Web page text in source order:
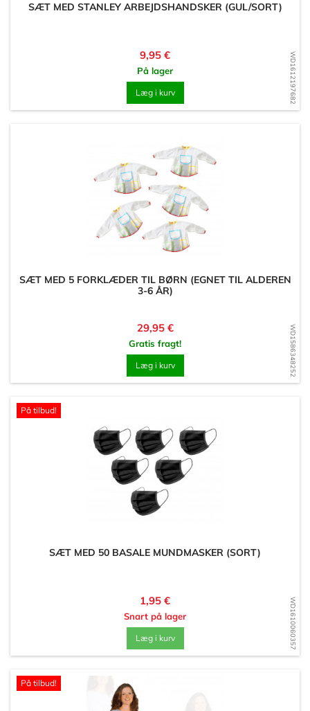
WD1612197682
SÆT MED STANLEY ARBEJDSHANDSKER (GUL/SORT)
Pris
9,95 €
På lager
Læg i kurv
WD1586348252
SÆT MED 5 FORKLÆDER TIL BØRN (EGNET TIL ALDEREN
3-6 ÅR)
Pris
29,95 €
Gratis fragt!
Læg i kurv
WD1610060357
På tilbud!
SÆT MED 50 BASALE MUNDMASKER (SORT)
Pris
1,95 €
Snart på lager
Læg i kurv
På tilbud!